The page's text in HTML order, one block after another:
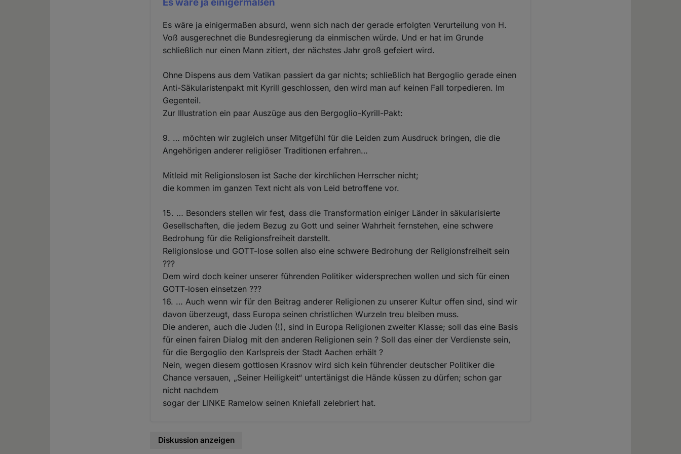
Es wäre ja einigermaßen absurd, wenn sich nach der gerade erfolgten Verurteilung von H.
Voß ausgerechnet die Bundesregierung da einmischen würde. Und er hat im Grunde
schließlich nur einen Mann zitiert, der nächstes Jahr groß gefeiert wird.
Ohne Dispens aus dem Vatikan passiert da gar nichts; schließlich hat Bergoglio gerade einen
Anti-Säkularistenpakt mit Kyrill geschlossen, den wird man auf keinen Fall torpedieren. Im
Gegenteil.
Zur Illustration ein paar Auszüge aus den Bergoglio-Kyrill-Pakt:
9. … möchten wir zugleich unser Mitgefühl für die Leiden zum Ausdruck bringen, die die
Angehörigen anderer religiöser Traditionen erfahren…
Mitleid mit Religionslosen ist Sache der kirchlichen Herrscher nicht;
die kommen im ganzen Text nicht als von Leid betroffene vor.
15. … Besonders stellen wir fest, dass die Transformation einiger Länder in säkularisierte
Gesellschaften, die jedem Bezug zu Gott und seiner Wahrheit fernstehen, eine schwere
Bedrohung für die Religionsfreiheit darstellt.
Religionslose und GOTT-lose sollen also eine schwere Bedrohung der Religionsfreiheit sein
???
Dem wird doch keiner unserer führenden Politiker widersprechen wollen und sich für einen
GOTT-losen einsetzen ???
16. … Auch wenn wir für den Beitrag anderer Religionen zu unserer Kultur offen sind, sind wir
davon überzeugt, dass Europa seinen christlichen Wurzeln treu bleiben muss.
Die anderen, auch die Juden (!), sind in Europa Religionen zweiter Klasse; soll das eine Basis
für einen fairen Dialog mit den anderen Religionen sein ? Soll das einer der Verdienste sein,
für die Bergoglio den Karlspreis der Stadt Aachen erhält ?
Nein, wegen diesem gottlosen Krasnov wird sich kein führender deutscher Politiker die
Chance versauen, „Seiner Heiligkeit“ untertänigst die Hände küssen zu dürfen; schon gar
nicht nachdem
sogar der LINKE Ramelow seinen Kniefall zelebriert hat.
Diskussion anzeigen